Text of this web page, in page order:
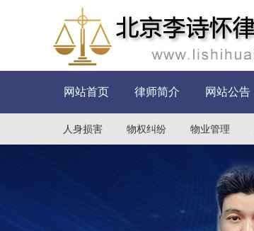
网站首页 律师简介 网站公告
人身损害 物权纠纷 物业管理